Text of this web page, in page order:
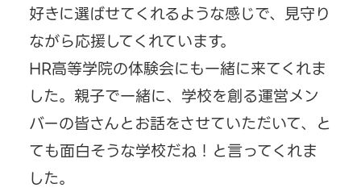
好きに選ばせてくれるような感じで、見守り
ながら応援してくれています。
HR高等学院の体験会にも一緒に来てくれま
した。親子で一緒に、学校を創る運営メン
バーの皆さんとお話をさせていただいて、と
ても面白そうな学校だね！と言ってくれま
した。